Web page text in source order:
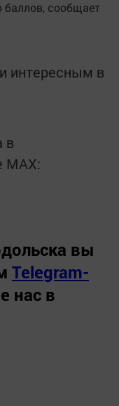
баллов, сообщает
интересным в
в
MАХ:
вы
Telegram-
нас в